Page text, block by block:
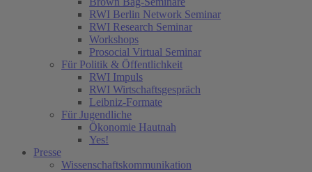
RWI Berlin Network Seminar
RWI Research Seminar
Workshops
Prosocial Virtual Seminar
Für Politik & Öffentlichkeit
RWI Impuls
RWI Wirtschaftsgespräch
Leibniz-Formate
Für Jugendliche
Ökonomie Hautnah
Yes!
Presse
Wissenschaftskommunikation